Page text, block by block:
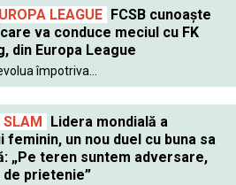
LEAGUE
FCSB cunoaște
va conduce meciul cu FK
din Europa League
împotriva...
SLAM
Lidera mondială a
feminin, un nou duel cu buna sa
„Pe teren suntem adversare,
de prietenie”